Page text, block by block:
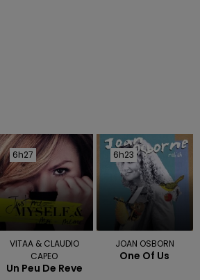
6h27
6h27
VITAA & CLAUDIO
CAPEO
Un Peu De Reve
6h23
6h23
JOAN OSBORN
One Of Us